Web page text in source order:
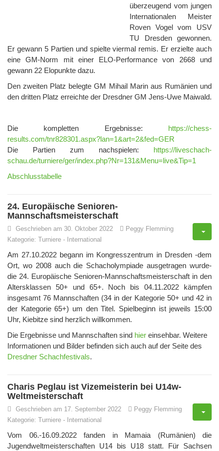
überzeugend vom jungen
Internationalen Meister
Roven Vogel vom USV
TU Dresden gewonnen.
Er gewann 5 Partien und spielte viermal remis. Er erzielte auch
eine GM-Norm mit einer ELO-Performance von 2668 und
gewann 22 Elopunkte dazu.
Den zweiten Platz belegte GM Mihail Marin aus Rumänien und
den dritten Platz erreichte der Dresdner GM Jens-Uwe Maiwald.
Die kompletten Ergebnisse: https://chess-
results.com/tnr828301.aspx?lan=1&art=2&fed=GER
Die Partien zum nachspielen: https://liveschach-
schau.de/turniere/ger/index.php?Nr=131&Menu=live&Tip=1
Abschlusstabelle
24. Europäische Senioren-
Mannschaftsmeisterschaft
Geschrieben am 30. Oktober 2022
Peggy Flemming
Kategorie: Turniere - International
Am 27.10.2022 begann im Kongresszentrum in Dresden -dem
Ort, wo 2008 auch die Schacholympiade ausgetragen wurde-
die 24. Europäische Senioren-Mannschaftsmeisterschaft in den
Altersklassen 50+ und 65+. Noch bis 04.11.2022 kämpfen
insgesamt 76 Mannschaften (34 in der Kategorie 50+ und 42 in
der Kategorie 65+) um den Titel. Spielbeginn ist jeweils 15:00
Uhr, Kiebitze sind herzlich willkommen.
Die Ergebnisse und Mannschaften sind hier einsehbar. Weitere
Informationen und Bilder befinden sich auch auf der Seite des
Dresdner Schachfestivals.
Charis Peglau ist Vizemeisterin bei U14w-
Weltmeisterschaft
Geschrieben am 17. September 2022
Peggy Flemming
Kategorie: Turniere - International
Vom 06.-16.09.2022 fanden in Mamaia (Rumänien) die
Jugendweltmeisterschaften U14 bis U18 statt. Für Sachsen